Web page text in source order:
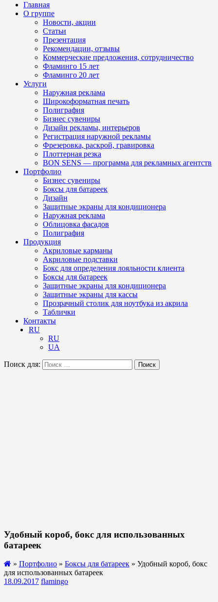
Главная
О группе
Новости, акции
Статьи
Презентация
Рекомендации, отзывы
Коммерческие предложения, сотрудничество
Фламинго 15 лет
Фламинго 20 лет
Услуги
Наружная реклама
Широкоформатная печать
Полиграфия
Бизнес сувениры
Дизайн рекламы, интерьеров
Регистрация наружной рекламы
Фрезеровка, раскрой, гравировка
Плоттерная резка
BON SENS — программа для рекламных агентств
Портфолио
Бизнес сувениры
Боксы для батареек
Дизайн
Защитные экраны для кондиционера
Наружная реклама
Облицовка фасадов
Полиграфия
Продукция
Акриловые карманы
Акриловые подставки
Бокс для определения лояльности клиента
Боксы для батареек
Защитные экраны для кондиционера
Защитные экраны для кассы
Прозрачный столик для ноутбука из акрила
Таблички
Контакты
RU
RU
UA
Поиск для: Поиск
Удобный короб, бокс для использованных
батареек
» Портфолио » Боксы для батареек » Удобный короб, бокс
для использованных батареек
18.09.2017 flamingo